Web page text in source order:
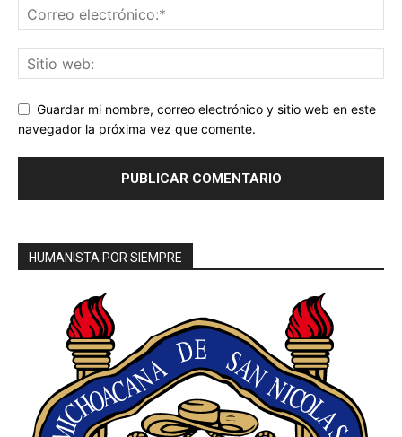
Guardar mi nombre, correo electrónico y sitio web en este
navegador la próxima vez que comente.
HUMANISTA POR SIEMPRE